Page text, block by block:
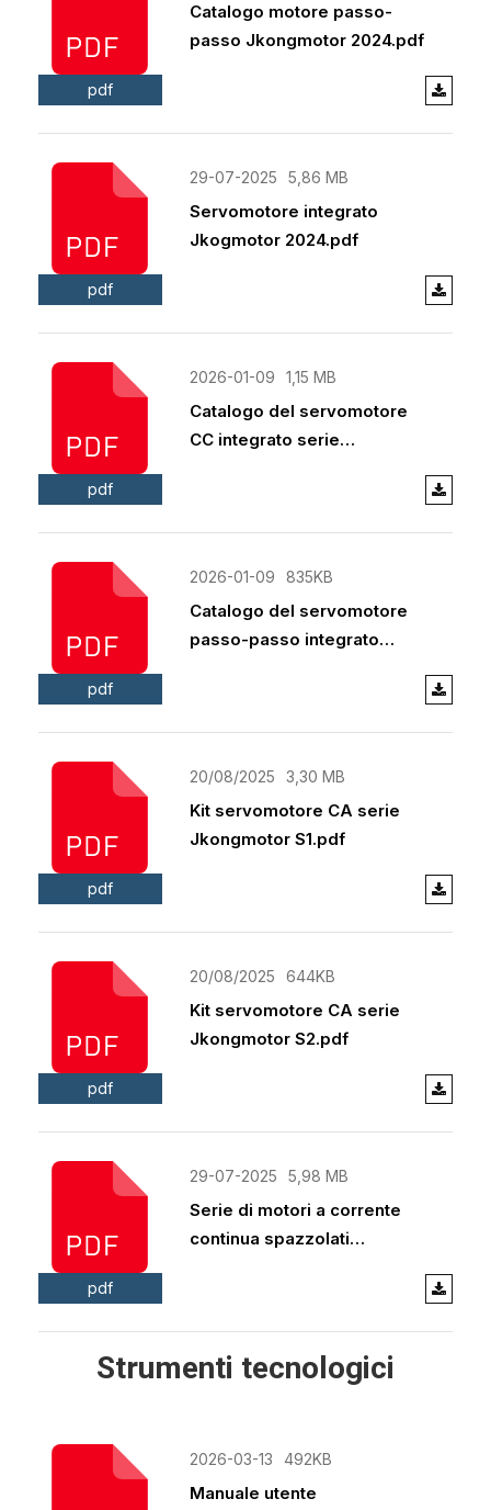
pdf
Catalogo motore passo-
passo Jkongmotor 2024.pdf
pdf
29-07-2025 5,86 MB
Servomotore integrato
Jkogmotor 2024.pdf
pdf
2026-01-09 1,15 MB
Catalogo del servomotore
CC integrato serie
pdf
2026-01-09 835KB
Catalogo del servomotore
passo-passo integrato
pdf
20/08/2025 3,30 MB
Kit servomotore CA serie
Jkongmotor S1.pdf
pdf
20/08/2025 644KB
Kit servomotore CA serie
Jkongmotor S2.pdf
pdf
29-07-2025 5,98 MB
Serie di motori a corrente
continua spazzolati
Strumenti tecnologici
2026-03-13 492KB
Manuale utente